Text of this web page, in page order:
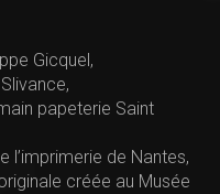
Gicquel,
papeterie Saint
l’imprimerie de Nantes,
créée au Musée